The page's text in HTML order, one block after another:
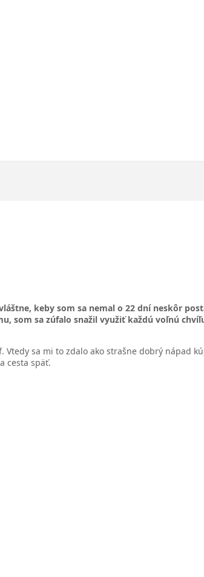
keby som sa nemal o 22 dní neskôr
som sa zúfalo snažil využiť každú voľnú
Vtedy sa mi to zdalo ako strašne dobrý nápad
cesta späť.